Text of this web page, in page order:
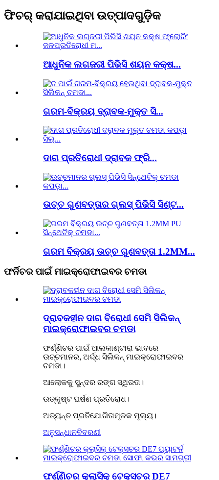
ଫିଚର୍ କରାଯାଇଥିବା ଉତ୍ପାଦଗୁଡ଼ିକ
ଆଧୁନିକ ଲଗଜରୀ ପିଭିସି ଶୟନ କକ୍ଷ...
ଗରମ-ବିକ୍ରୟ ଦ୍ରାବକ-ମୁକ୍ତ ସି...
ଦାଗ ପ୍ରତିରୋଧୀ ଦ୍ରାବକ ଫ୍ରି...
ଉଚ୍ଚ ଗୁଣବତ୍ତାର ଗ୍ଲସ୍ ପିଭିସି ସିଣ୍ଟ...
ଗରମ ବିକ୍ରୟ ଉଚ୍ଚ ଗୁଣବତ୍ତା 1.2MM...
ଫର୍ନିଚର ପାଇଁ ମାଇକ୍ରୋଫାଇବର ଚମଡା
ଦ୍ରାବକହୀନ ଦାଗ ବିରୋଧୀ ସେମି ସିଲିକନ୍
ମାଇକ୍ରୋଫାଇବର ଚମଡା
ଫର୍ଣ୍ଣିଚର ପାଇଁ ଆଲକାଣ୍ଟାରା ଭାବରେ
ଉଚ୍ଚମାନର, ଅର୍ଦ୍ଧ ସିଲିକନ୍ ମାଇକ୍ରୋଫାଇବର
ଚମଡା।
ଆଲୋକକୁ ସୁନ୍ଦର ରଙ୍ଗ ସ୍ଥିରତା।
ଉତ୍କୃଷ୍ଟ ଘର୍ଷଣ ପ୍ରତିରୋଧ।
ଅତ୍ୟନ୍ତ ପ୍ରତିଯୋଗିତାମୂଳକ ମୂଲ୍ୟ।
ଅନୁସନ୍ଧାନବିବରଣୀ
ଫର୍ଣ୍ଣିଚର କ୍ଲାସିକ୍ ଟେକ୍ସଚର DE7